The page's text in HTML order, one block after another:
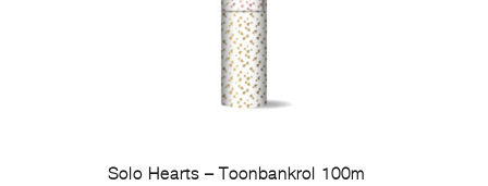
Solo Hearts – Toonbankrol 100m